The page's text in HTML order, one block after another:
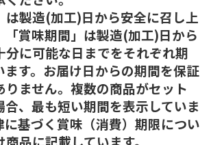
製造(加工)日から安全に召し上
「賞味期間」は製造(加工)日から
分に可能な日までをそれぞれ期
ます。お届け日からの期間を保証
りません。複数の商品がセット
合、最も短い期間を表示していま
に基づく賞味（消費）期限につい
品に記載しています。